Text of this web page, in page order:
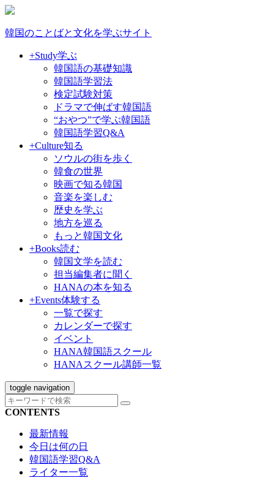
韓国のことばと文化を学ぶサイト
+Study学ぶ
韓国語の基礎知識
韓国語学習法
検定試験対策
ドラマで伸ばす韓国語
“おやつ”で学ぶ韓国語
韓国語学習Q&A
+Culture知る
ソウルの街を歩く
韓食の世界
映画で知る韓国
音楽を楽しむ
歴史を学ぶ
地方を巡る
もっと韓国文化
+Books読む
韓国文学を読む
担当編集者に聞く
HANAの本を知る
+Events体験する
一覧で探す
カレンダーで探す
イベント
HANA韓国語スクール
HANAスクール講師一覧
toggle navigation
CONTENTS
最新情報
今日は何の日
韓国語学習Q&A
ライター一覧